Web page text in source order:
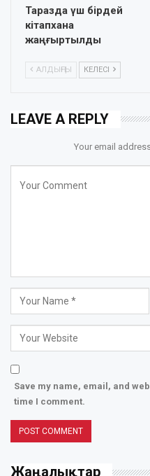
Таразда үш бірдей
кітапхана
жаңғыртылды
АЛДЫҢҒЫ КЕЛЕСІ
LEAVE A REPLY
Your email
Save my name, email, and
time I comment.
Жаңалықтар